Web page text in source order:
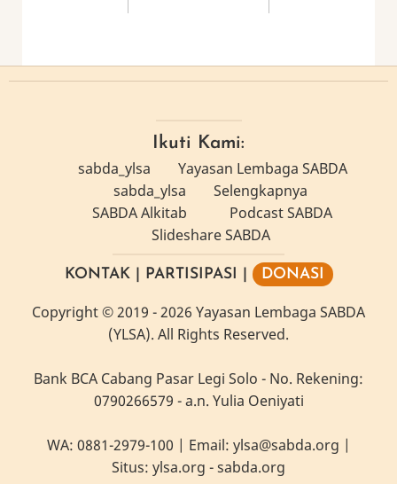
Ikuti Kami:
sabda_ylsa
Yayasan Lembaga SABDA
sabda_ylsa
Selengkapnya
SABDA Alkitab
Podcast SABDA
Slideshare SABDA
KONTAK| PARTISIPASI DONASI
Copyright© 2019 -2026 Yayasan Lembaga SABDA
(YLSA). All Rights Reserved.
Bank BCA Cabang Pasar Legi Solo - No. Rekening:
0790266579 - a.n. Yulia Oeniyati
WA: 0881-2979-100 | Email: ylsa@sabda.org |
Situs: ylsa.org -sabda.org